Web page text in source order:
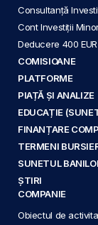
Consultanță
Cont Investiții
Deducere 400 EUR
COMISIOANE
PLATFORME
PIAȚĂ ȘI ANALIZE
EDUCAȚIE
FINANȚARE
TERMENI
SUNETUL
ȘTIRI
COMPANIE
Obiectul de